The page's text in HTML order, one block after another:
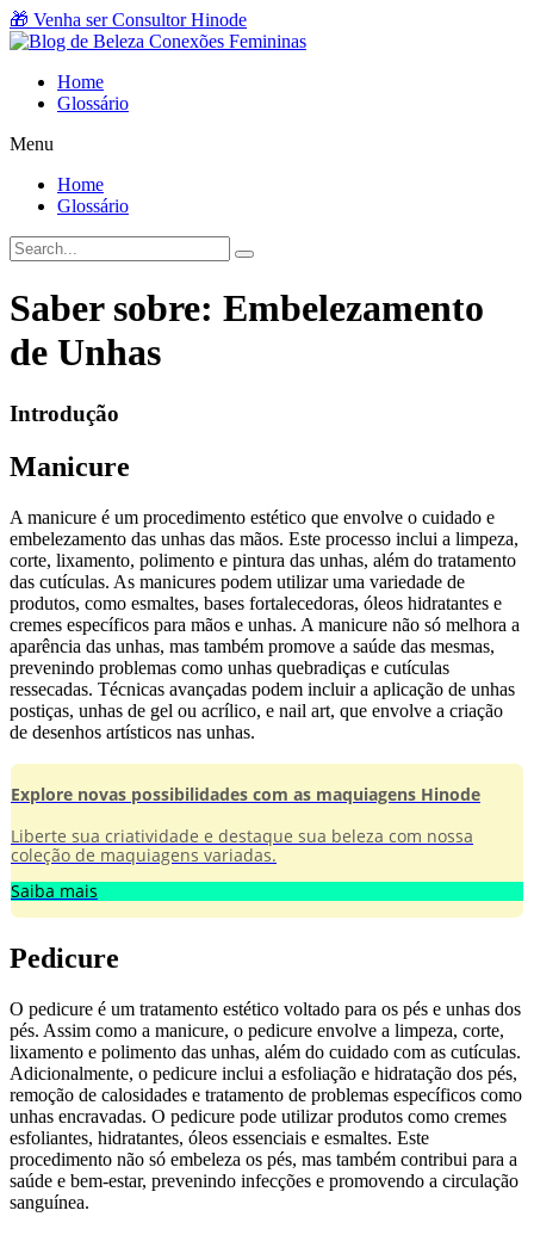
Ir
para
conteúdo
🎁 Venha ser Consultor Hinode
Home
Glossário
Menu
Home
Glossário
Saber sobre: Embelezamento
de Unhas
Introdução
Manicure
A manicure é um procedimento estético que envolve o cuidado e
embelezamento das unhas das mãos. Este processo inclui a limpeza,
corte, lixamento, polimento e pintura das unhas, além do tratamento
das cutículas. As manicures podem utilizar uma variedade de
produtos, como esmaltes, bases fortalecedoras, óleos hidratantes e
cremes específicos para mãos e unhas. A manicure não só melhora a
aparência das unhas, mas também promove a saúde das mesmas,
prevenindo problemas como unhas quebradiças e cutículas
ressecadas. Técnicas avançadas podem incluir a aplicação de unhas
postiças, unhas de gel ou acrílico, e nail art, que envolve a criação
de desenhos artísticos nas unhas.
Explore novas possibilidades com as maquiagens Hinode
Liberte sua criatividade e destaque sua beleza com nossa
coleção de maquiagens variadas.
Saiba mais
Pedicure
O pedicure é um tratamento estético voltado para os pés e unhas dos
pés. Assim como a manicure, o pedicure envolve a limpeza, corte,
lixamento e polimento das unhas, além do cuidado com as cutículas.
Adicionalmente, o pedicure inclui a esfoliação e hidratação dos pés,
remoção de calosidades e tratamento de problemas específicos como
unhas encravadas. O pedicure pode utilizar produtos como cremes
esfoliantes, hidratantes, óleos essenciais e esmaltes. Este
procedimento não só embeleza os pés, mas também contribui para a
saúde e bem-estar, prevenindo infecções e promovendo a circulação
sanguínea.